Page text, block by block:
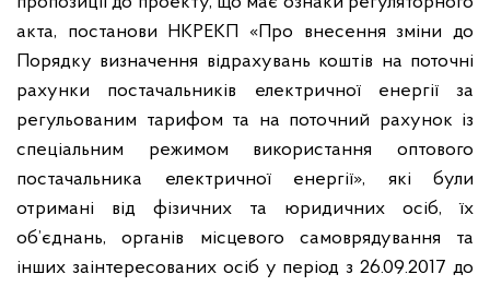
акта, постанови НКРЕКП «Про внесення зміни до
Порядку визначення відрахувань коштів на поточні
рахунки постачальників електричної енергії за
регульованим тарифом та на поточний рахунок із
спеціальним режимом використання оптового
постачальника електричної енергії», які були
отримані від фізичних та юридичних осіб, їх
об’єднань, органів місцевого самоврядування та
інших заінтересованих осіб у період з 26.09.2017 до